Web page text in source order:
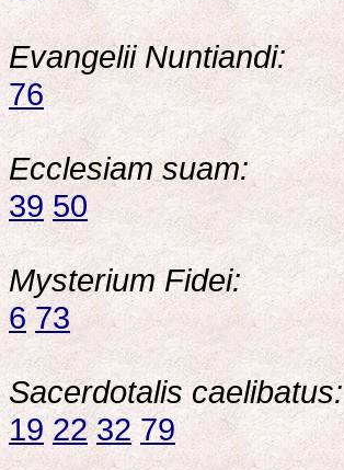
Evangelii Nuntiandi:
76
Ecclesiam suam:
39 50
Mysterium Fidei:
6 73
Sacerdotalis caelibatus:
19 22 32 79